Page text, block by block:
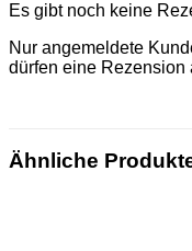
Es gibt noch keine
Nur angemeldete
dürfen eine Rezension
Ähnliche